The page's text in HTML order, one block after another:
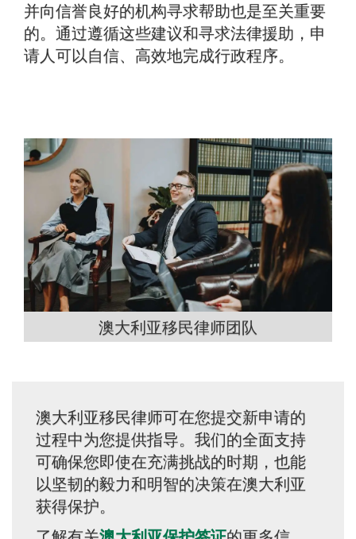
并向信誉良好的机构寻求帮助也是至关重要
的。通过遵循这些建议和寻求法律援助，申
请人可以自信、高效地完成行政程序。
澳大利亚移民律师团队
澳大利亚移民律师可在您提交新申请的
过程中为您提供指导。我们的全面支持
可确保您即使在充满挑战的时期，也能
以坚韧的毅力和明智的决策在澳大利亚
获得保护。